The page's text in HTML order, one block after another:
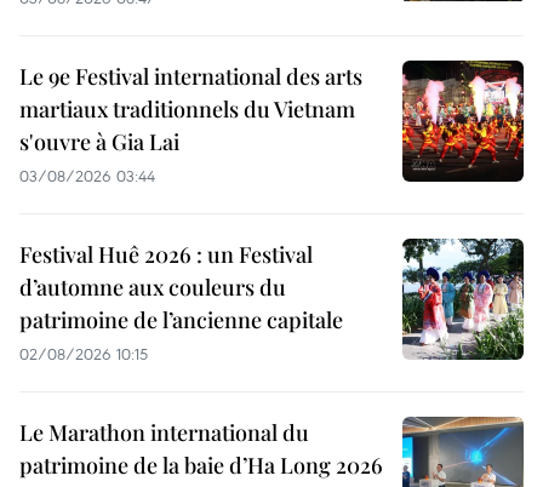
Le 9e Festival international des arts
martiaux traditionnels du Vietnam
s'ouvre à Gia Lai
03/08/2026 03:44
Festival Huê 2026 : un Festival
d’automne aux couleurs du
patrimoine de l’ancienne capitale
02/08/2026 10:15
Le Marathon international du
patrimoine de la baie d’Ha Long 2026